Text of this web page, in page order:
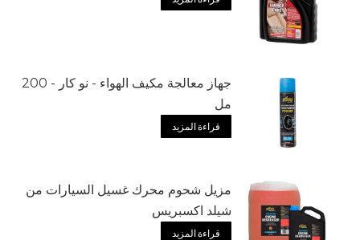
جهاز معالجة مكيف الهواء - نو كار - 200
مل
قراءة المزيد
مزيل شحوم محرك غسيل السيارات من
شيلد اكسبريس
قراءة المزيد